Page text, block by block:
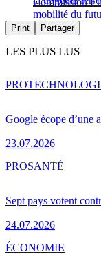
mobilité du
Print Partager
LES PLUS LUS
Google écope d’une
23.07.2026
PRO
Sept pays votent
24.07.2026
PROSANTÉ
ÉCONOMIE